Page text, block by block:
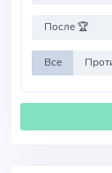
После 🏆
Все